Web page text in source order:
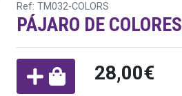
Ref: TM032-COLORS
PÁJARO DE COLORES
28,00€